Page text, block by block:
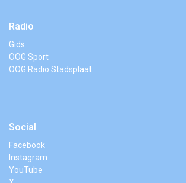
Radio
Gids
OOG Sport
OOG Radio Stadsplaat
Social
Facebook
Instagram
YouTube